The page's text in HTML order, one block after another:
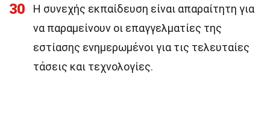
30
Η συνεχής εκπαίδευση είναι απαραίτητη για
να παραμείνουν οι επαγγελματίες της
εστίασης ενημερωμένοι για τις τελευταίες
τάσεις και τεχνολογίες.